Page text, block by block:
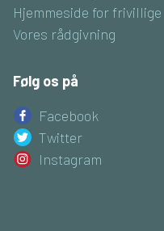
Hjemmeside for frivillige
Vores rådgivning
Følg os på
Facebook
Twitter
Instagram